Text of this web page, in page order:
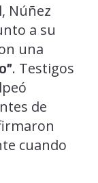
Núñez
a su
una
. Testigos
de
cuando